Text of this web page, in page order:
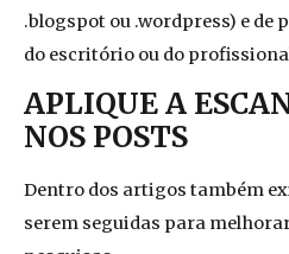
.blogspot ou .wordpress) e de
do escritório ou do
APLIQUE A
NOS POSTS
Dentro dos artigos também
serem seguidas para